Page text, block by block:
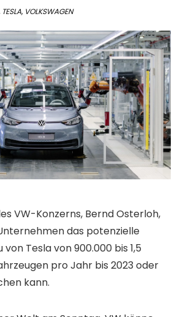
TESLA, VOLKSWAGEN
VW-Konzerns, Bernd Osterloh,
das potenzielle
Tesla von 900.000 bis 1,5
pro Jahr bis 2023 oder
kann.